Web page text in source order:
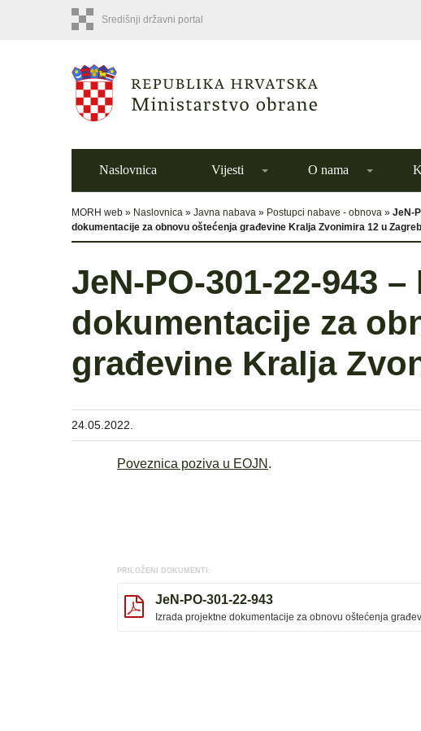
Središnji državni portal
Naslovnica Vijesti O nama
MORH web » Naslovnica » Javna nabava » Postupci nabave - obnova » JeN-
dokumentacije za obnovu oštećenja građevine Kralja Zvonimira 12 u
JeN-PO-301-22-943
dokumentacije za
građevine Kralja
24.05.2022.
Poveznica poziva u EOJN .
PRILOŽENI DOKUMENTI:
JeN-PO-301-22-943
Izrada projektne dokumentacije za obnovu oštećenja